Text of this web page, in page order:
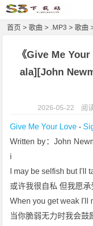
首页 >歌曲 > .MP3 >歌曲
《Give Me
ala][John
2026-05-22 阅
Give Me Your Love -
Written by：John
i
I may be selfish but I'll
或许我很自私 但我愿
When you get weak I'll
当你脆弱无力时我会鼓